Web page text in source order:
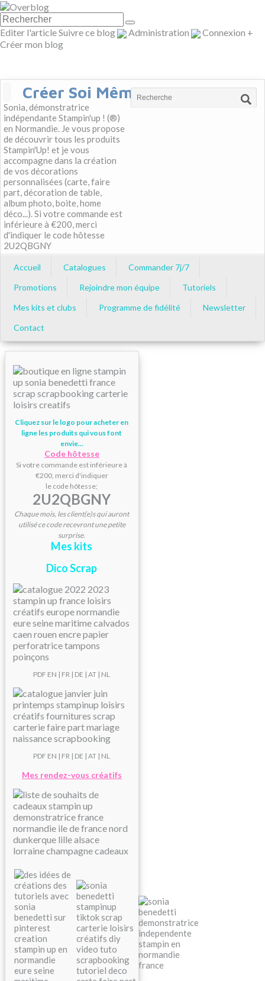
Editer l'articleSuivre ce blog Administration Connexion +
Créer mon blog
Créer Soi Même
Sonia, démonstratrice
indépendante Stampin'up ! (®)
en Normandie. Je vous propose
de découvrir tous les produits
Stampin'Up! et je vous
accompagne dans la création
de vos décorations
personnalisées (carte, faire
part, décoration de table,
album photo, boite, home
déco...). Si votre commande est
inférieure à €200, merci
d'indiquer le code hôtesse
2U2QBGNY
Accueil Catalogues
Commander 7j/7
Promotions
Rejoindre mon équipe
Tutoriels
Mes kits et clubs
Programme de fidélité
Newsletter
Contact
Cliquez sur le logo pour acheter en
ligne les produits qui vous font
envie...
Code hôtesse
Si votre commande est inférieure à
€200, merci d'indiquer
le code hôtesse;
2U2QBGNY
Chaque mois, les client(e)s qui auront
utilisé ce code recevront une petite
surprise.
Mes kits
Dico Scrap
PDF EN | FR | DE | AT | NL
PDF EN | FR | DE | AT | NL
Mes rendez-vous créatifs